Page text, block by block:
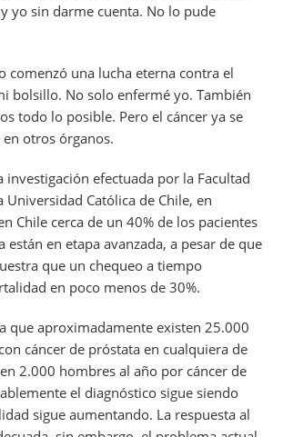
yo sin darme cuenta. No lo pude
comenzó una lucha eterna contra el
bolsillo. No solo enfermé yo. También
todo lo posible. Pero el cáncer ya se
otros órganos.
investigación efectuada por la Facultad
Universidad Católica de Chile, en
Chile cerca de un 40% de los pacientes
están en etapa avanzada, a pesar de que
que un chequeo a tiempo
en poco menos de 30%.
que aproximadamente existen 25.000
cáncer de próstata en cualquiera de
2.000 hombres al año por cáncer de
el diagnóstico sigue siendo
sigue aumentando. La respuesta al